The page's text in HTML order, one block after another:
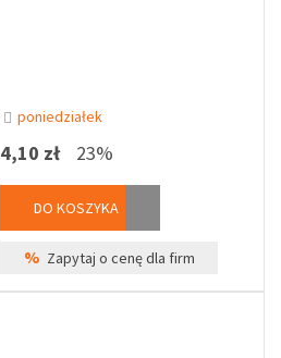
poniedziałek
4,10 zł 23%
DO KOSZYKA
% Zapytaj o cenę dla firm